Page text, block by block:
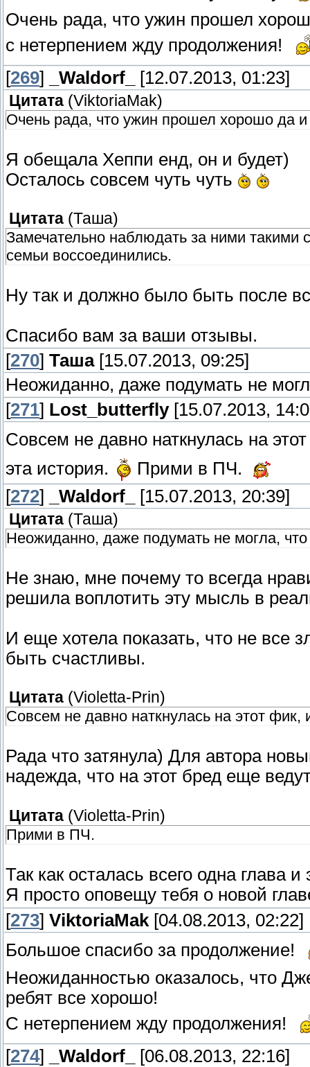
Очень рада, что ужин прошел
с нетерпением жду продолжения!
[269] _Waldorf_ [12.07.2013, 01:23]
Цитата (ViktoriaMak)
Очень рада, что ужин прошел хорошо да
Я обещала Хеппи енд, он и будет)
Осталось совсем чуть чуть
Цитата (Таша)
Замечательно наблюдать за ними такими
семьи воссоединились.
Ну так и должно было быть после
Спасибо вам за ваши отзывы.
[270] Таша[15.07.2013, 09:25]
Неожиданно, даже подумать не
[271] Lost_butterfly[15.07.2013,
Совсем не давно наткнулась на
эта история.
Прими в ПЧ.
[272] _Waldorf_ [15.07.2013, 20:39]
Цитата (Таша)
Неожиданно, даже подумать не могла,
Не знаю, мне почему то всегда
решила воплотить эту мысль в
И еще хотела показать, что не все
быть счастливы.
Цитата (Violetta-Prin)
Совсем не давно наткнулась на этот фик,
Рада что затянула) Для автора
надежда, что на этот бред еще
Цитата (Violetta-Prin)
Прими в ПЧ.
Так как осталась всего одна глава
Я просто оповещу тебя о новой
[273] ViktoriaMak [04.08.2013, 02:22]
Большое спасибо за продолжение!
Неожиданностью оказалось, что
ребят все хорошо!
С нетерпением жду продолжения!
[274] _Waldorf_ [06.08.2013, 22:16]